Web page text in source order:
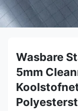
Wasbare
5mm